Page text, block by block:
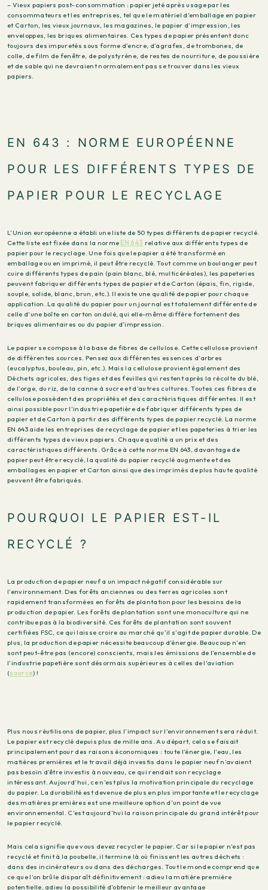
– Vieux papiers post-consommation : papier jeté après usage par les
consommateurs et les entreprises, tel que le matériel d’emballage en papier
et Carton, les vieux journaux, les magazines, le papier d’impression, les
enveloppes, les briques alimentaires. Ces types de papier présentent donc
toujours des impuretés sous forme d’encre, d’agrafes, de trombones, de
colle, de film de fenêtre, de polystyrène, de restes de nourriture, de poussière
et de sable qui ne devraient normalement pas se trouver dans les vieux
papiers.
EN 643 : NORME EUROPÉENNE
POUR LES DIFFÉRENTS TYPES DE
PAPIER POUR LE RECYCLAGE
L’Union européenne a établi une liste de 50 types différents de papier recyclé.
Cette liste est fixée dans la norme EN 643 relative aux différents types de
papier pour le recyclage. Une fois que le papier a été transformé en
emballage ou en imprimé, il peut être recyclé. Tout comme un boulanger peut
cuire différents types de pain (pain blanc, blé, multicéréales), les papeteries
peuvent fabriquer différents types de papier et de Carton (épais, fin, rigide,
souple, solide, blanc, brun, etc.). Il existe une qualité de papier pour chaque
application. La qualité du papier pour un journal est totalement différente de
celle d’une boîte en carton ondulé, qui elle-même diffère fortement des
briques alimentaires ou du papier d’impression.
Le papier se compose à la base de fibres de cellulose. Cette cellulose provient
de différentes sources. Pensez aux différentes essences d’arbres
(eucalyptus, bouleau, pin, etc.). Mais la cellulose provient également des
Déchets agricoles, des tiges et des feuilles qui restent après la récolte du blé,
de l’orge, du riz, de la canne à sucre et d’autres cultures. Toutes ces fibres de
cellulose possèdent des propriétés et des caractéristiques différentes. Il est
ainsi possible pour l’industrie papetière de fabriquer différents types de
papier et de Carton à partir des différents types de papier recyclé. La norme
EN 643 aide les entreprises de recyclage de papier et les papeteries à trier les
différents types de vieux papiers. Chaque qualité a un prix et des
caractéristiques différents. Grâce à cette norme EN 643, davantage de
papier peut être recyclé, la qualité du papier recyclé augmente et des
emballages en papier et Carton ainsi que des imprimés de plus haute qualité
peuvent être fabriqués.
POURQUOI LE PAPIER EST-IL
RECYCLÉ ?
La production de papier neuf a un impact négatif considérable sur
l’environnement. Des forêts anciennes ou des terres agricoles sont
rapidement transformées en forêts de plantation pour les besoins de la
production de papier. Les forêts de plantation sont une monoculture qui ne
contribue pas à la biodiversité. Ces forêts de plantation sont souvent
certifiées FSC, ce qui laisse croire au marché qu’il s’agit de papier durable. De
plus, la production de papier nécessite beaucoup d’énergie. Beaucoup n’en
sont peut-être pas (encore) conscients, mais les émissions de l’ensemble de
l’industrie papetière sont désormais supérieures à celles de l’aviation
(source) !
Plus nous réutilisons de papier, plus l’impact sur l’environnement sera réduit.
Le papier est recyclé depuis plus de mille ans. Au départ, cela se faisait
principalement pour des raisons économiques : toute l’énergie, l’eau, les
matières premières et le travail déjà investis dans le papier neuf n’avaient
pas besoin d’être investis à nouveau, ce qui rendait son recyclage
intéressant. Aujourd’hui, ce n’est plus la motivation principale du recyclage
du papier. La durabilité est devenue de plus en plus importante et le recyclage
des matières premières est une meilleure option d’un point de vue
environnemental. C’est aujourd’hui la raison principale du grand intérêt pour
le papier recyclé.
Mais cela signifie que vous devez recycler le papier. Car si le papier n’est pas
recyclé et finit à la poubelle, il termine là où finissent les autres déchets :
dans des incinérateurs ou dans des décharges. Tout le monde comprend que
ce que l’on brûle disparaît définitivement : adieu la matière première
potentielle, adieu la possibilité d’obtenir le meilleur avantage